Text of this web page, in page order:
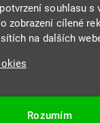
s.r.o.
souhlasu s
zobrazení cílené
na dalších
Rozumím